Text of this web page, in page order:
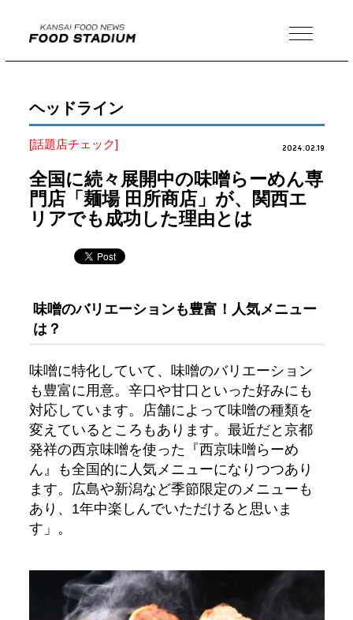
MENU
ヘッドライン
[話題店チェック] 2024.02.19
全国に続々展開中の味噌らーめん専
門店「麺場 田所商店」が、関西エ
リアでも成功した理由とは
味噌のバリエーションも豊富！人気メニュー
は？
味噌に特化していて、味噌のバリエーション
も豊富に用意。辛口や甘口といった好みにも
対応しています。店舗によって味噌の種類を
変えているところもあります。最近だと京都
発祥の西京味噌を使った『西京味噌らーめ
ん』も全国的に人気メニューになりつつあり
ます。広島や新潟など季節限定のメニューも
あり、1年中楽しんでいただけると思いま
す」。